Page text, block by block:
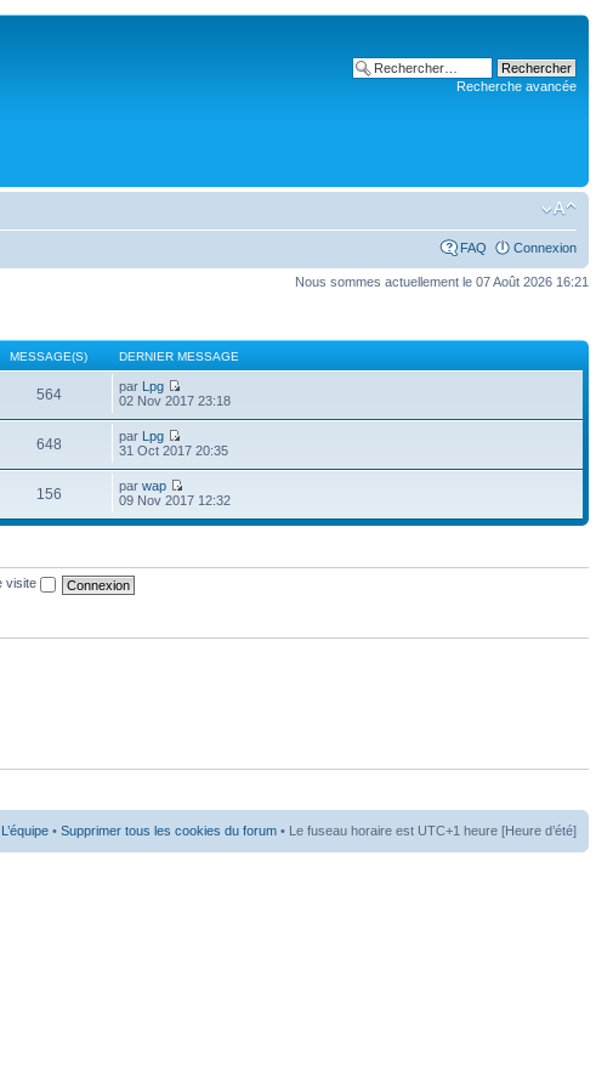
Recherche avancée
FAQ Connexion
Nous sommes actuellement le 07 Août 2026 16:21
MESSAGE(S) DERNIER MESSAGE
564 par Lpg
02 Nov 2017 23:18
648 par Lpg
31 Oct 2017 20:35
156 parwap
09 Nov 2017 12:32
visite
L’équipe • Supprimer tous les cookies du forum • Le fuseau horaire est UTC+1 heure [Heure d’été]